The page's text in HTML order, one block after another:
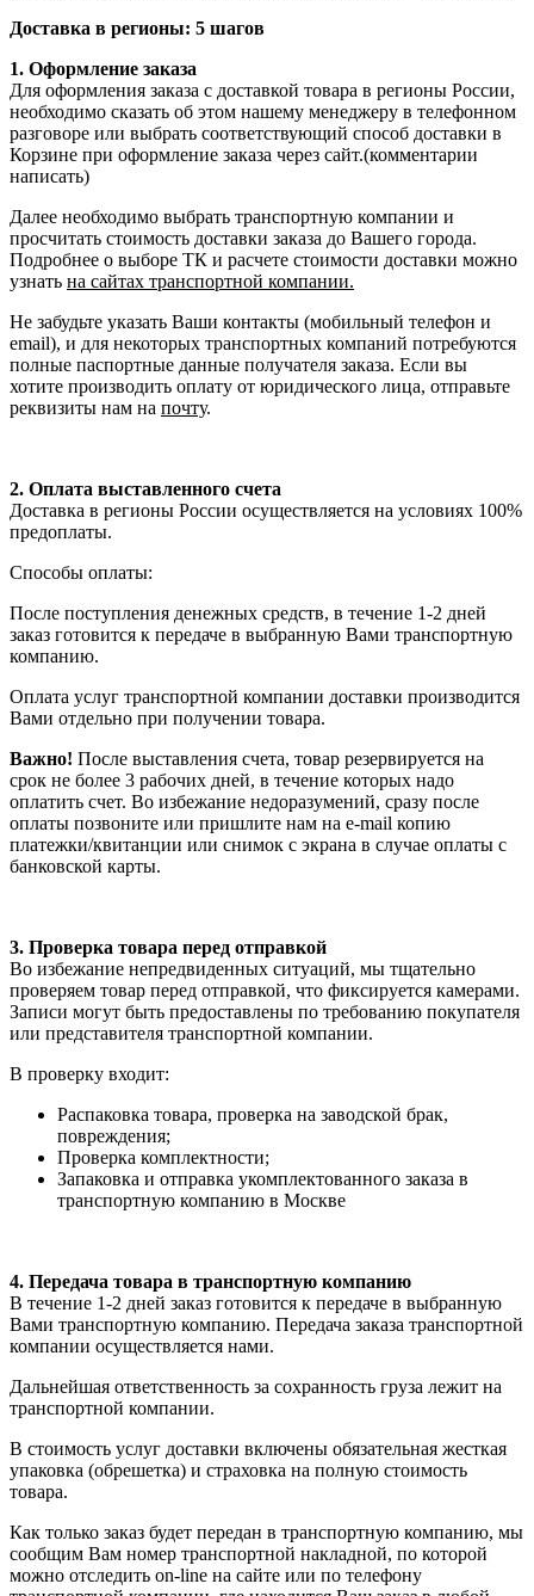
Доставка в регионы: 5 шагов
1. Оформление заказа
Для оформления заказа с доставкой товара в регионы России,
необходимо сказать об этом нашему менеджеру в телефонном
разговоре или выбрать соответствующий способ доставки в
Корзине при оформление заказа через сайт.(комментарии
написать)
Далее необходимо выбрать транспортную компании и
просчитать стоимость доставки заказа до Вашего города.
Подробнее о выборе ТК и расчете стоимости доставки можно
узнать на сайтах транспортной компании.
Не забудьте указать Ваши контакты (мобильный телефон и
email), и для некоторых транспортных компаний потребуются
полные паспортные данные получателя заказа. Если вы
хотите производить оплату от юридического лица, отправьте
реквизиты нам на почту.
2. Оплата выставленного счета
Доставка в регионы России осуществляется на условиях 100%
предоплаты.
Способы оплаты:
После поступления денежных средств, в течение 1-2 дней
заказ готовится к передаче в выбранную Вами транспортную
компанию.
Оплата услуг транспортной компании доставки производится
Вами отдельно при получении товара.
Важно! После выставления счета, товар резервируется на
срок не более 3 рабочих дней, в течение которых надо
оплатить счет. Во избежание недоразумений, сразу после
оплаты позвоните или пришлите нам на e-mail копию
платежки/квитанции или снимок с экрана в случае оплаты с
банковской карты.
3. Проверка товара перед отправкой
Во избежание непредвиденных ситуаций, мы тщательно
проверяем товар перед отправкой, что фиксируется камерами.
Записи могут быть предоставлены по требованию покупателя
или представителя транспортной компании.
В проверку входит:
Распаковка товара, проверка на заводской брак,
повреждения;
Проверка комплектности;
Запаковка и отправка укомплектованного заказа в
транспортную компанию в Москве
4. Передача товара в транспортную компанию
В течение 1-2 дней заказ готовится к передаче в выбранную
Вами транспортную компанию. Передача заказа транспортной
компании осуществляется нами.
Дальнейшая ответственность за сохранность груза лежит на
транспортной компании.
В стоимость услуг доставки включены обязательная жесткая
упаковка (обрешетка) и страховка на полную стоимость
товара.
Как только заказ будет передан в транспортную компанию, мы
сообщим Вам номер транспортной накладной, по которой
можно отследить on-line на сайте или по телефону